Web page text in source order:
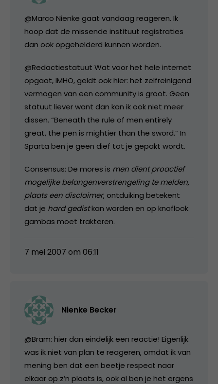
@Marco Nienke gaat vandaag reageren. Ik
hoop dat de missende instituut registraties
dan ook opgehelderd kunnen worden.
@Redactiestatuut Wat voor het hele internet
opgaat, IMHO, geldt ook hier: het zelfreinigend
vermogen van een community is groot. Geen
statuut liever want dan kan ik ook niet meer
dissen. “Beneath the rule of men entirely
great, the pen is mightier than the sword.” In
Sparta ben je geen dief tot je gepakt wordt.
Consensus: De mores is men dient proactief
mogelijke belangenverstrengeling te melden,
plaats een disclaimer, ontduiking betekent
dat je hard gedistkan worden en op knoflook
gambas moet trakteren.
7 mei 2007 om 06:11
Nienke Becker
@Bram: hier dan eindelijk een reactie! Eigenlijk
was ik niet van plan te reageren, omdat ik van
mening ben dat een beetje respect naar
elkaar op z’n plaats is, ook al ben je het ergens